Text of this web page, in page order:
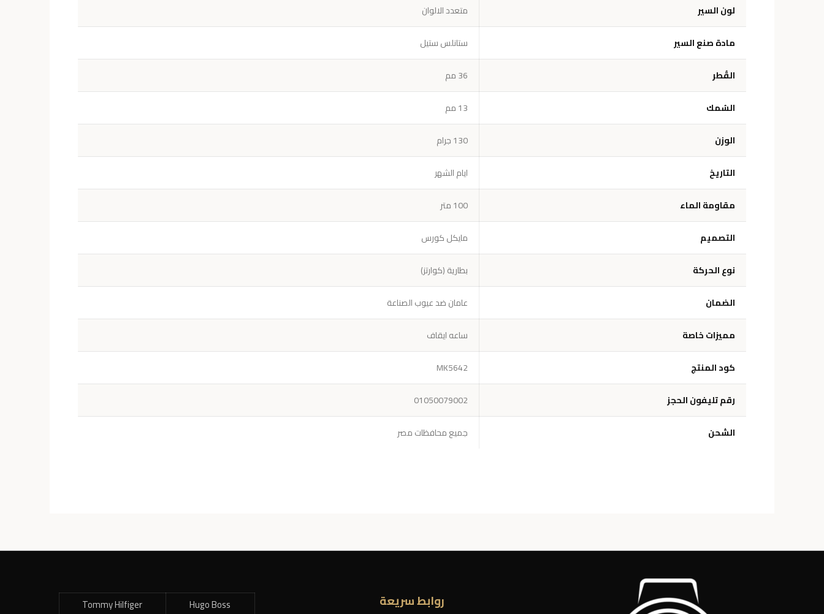
لون السير متعدد الالوان
مادة صنع السير ستانلس ستيل
القُطر 36 مم
السُمك 13 مم
الوزن 130 جرام
التاريخ ايام الشهر
مقاومة الماء 100 متر
التصميم مايكل كورس
نوع الحركة بطارية (كوارتز)
الضمان عامان ضد عيوب الصناعة
مميزات خاصة ساعه ايقاف
كود المنتج MK5642
رقم تليفون الحجز 01050079002
الشحن جميع محافظات مصر
روابط سريعة Hugo Boss
Tommy Hilfiger